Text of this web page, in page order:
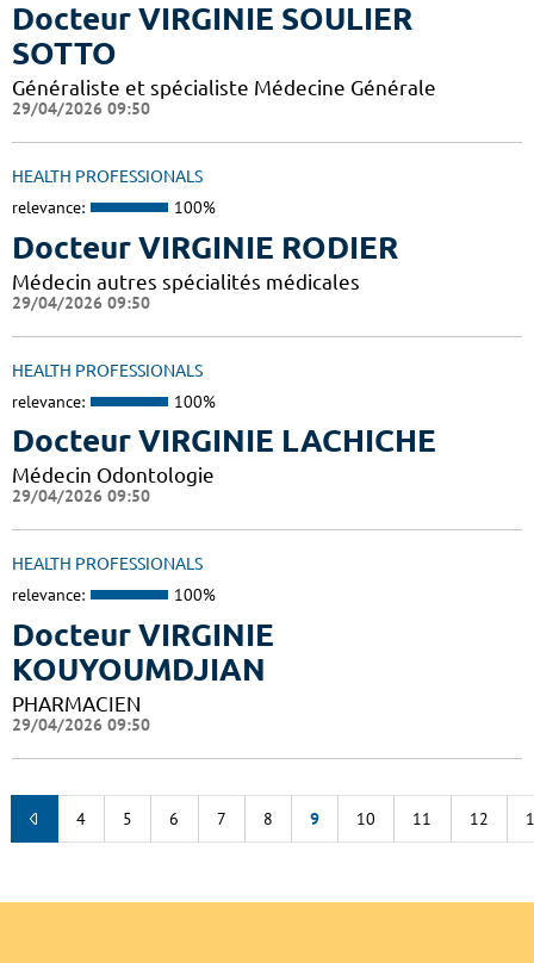
Docteur VIRGINIE SOULIER
SOTTO
Généraliste et spécialiste Médecine Générale
29/04/2026 09:50
HEALTH PROFESSIONALS
relevance: 100%
Docteur VIRGINIE RODIER
Médecin autres spécialités médicales
29/04/2026 09:50
HEALTH PROFESSIONALS
relevance: 100%
Docteur VIRGINIE LACHICHE
Médecin Odontologie
29/04/2026 09:50
HEALTH PROFESSIONALS
relevance: 100%
Docteur VIRGINIE
KOUYOUMDJIAN
PHARMACIEN
29/04/2026 09:50
4 5 6 7 8 9 10 11 12